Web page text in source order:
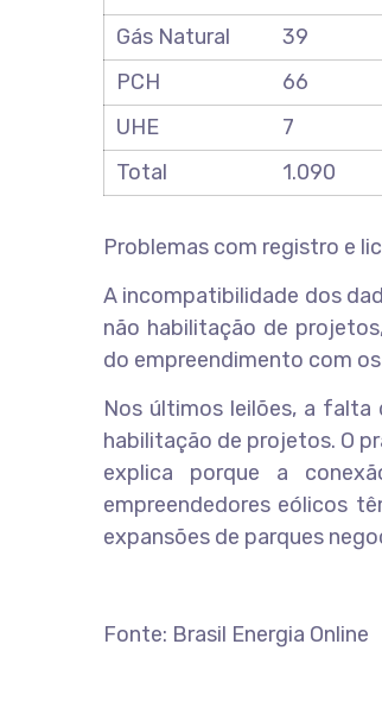
Gás Natural
39
PCH
66
UHE
7
Total
1.090
Problemas com registro e
A incompatibilidade dos
não habilitação de
do empreendimento com
Nos últimos leilões, a falta
habilitação de projetos. O
explica porque a
empreendedores eólicos
expansões de parques
Fonte: Brasil Energia Online